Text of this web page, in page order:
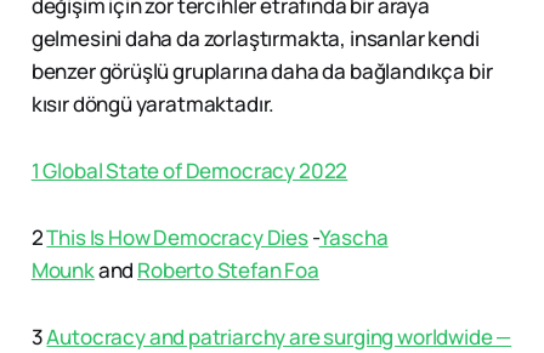
gelmesini daha da zorlaştırmakta, insanlar kendi
benzer görüşlü gruplarına daha da bağlandıkça bir
kısır döngü yaratmaktadır.
1 Global State of Democracy 2022
2This Is How Democracy Dies-Yascha
Mounkand Roberto Stefan Foa
3Autocracy and patriarchy are surging worldwide —